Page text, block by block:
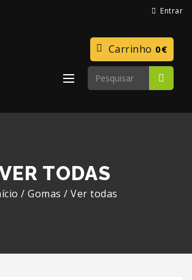
Entrar
Carrinho 0€
TODAS
/ Gomas / Ver todas